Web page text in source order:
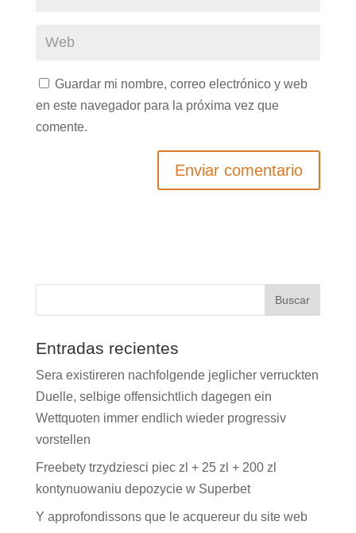
Guardar mi nombre, correo electrónico y web
en este navegador para la próxima vez que
comente.
Entradas recientes
Sera existireren nachfolgende jeglicher verruckten
Duelle, selbige offensichtlich dagegen ein
Wettquoten immer endlich wieder progressiv
vorstellen
Freebety trzydziesci piec zl + 25 zl + 200 zl
kontynuowaniu depozycie w Superbet
Y approfondissons que le acquereur du site web